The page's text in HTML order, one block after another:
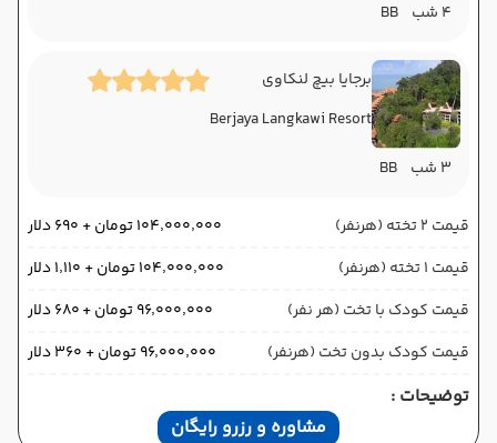
4 شب
BB
برجایا بیچ لنکاوی
Berjaya Langkawi Resort
3 شب
BB
قیمت 2 تخته (هرنفر)
۱۰۴٬۰۰۰٬۰۰۰ تومان + ۶۹۰ دلار
قیمت 1 تخته (هرنفر)
۱۰۴٬۰۰۰٬۰۰۰ تومان + ۱٬۱۱۰ دلار
قیمت کودک با تخت (هر نفر)
۹۶٬۰۰۰٬۰۰۰ تومان + ۶۸۰ دلار
قیمت کودک بدون تخت (هرنفر)
۹۶٬۰۰۰٬۰۰۰ تومان + ۳۶۰ دلار
توضیحات :
مشاوره و رزرو رایگان